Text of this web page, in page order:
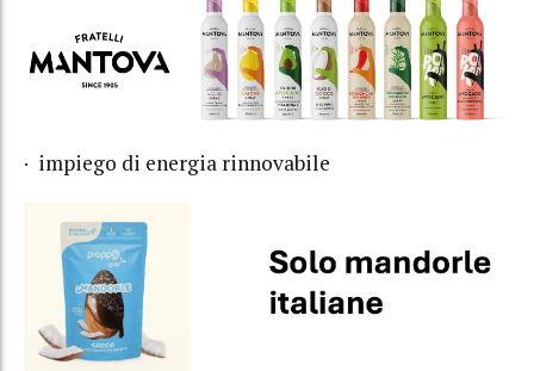
· impiego di energia rinnovabile